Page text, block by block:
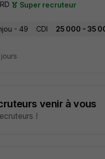
Super recruteur
- 49 CDI 25 000 - 35
venir à vous
!